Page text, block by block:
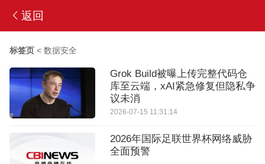
返回
标签页< 数据安全
Grok Build被曝上传完整代码仓
库至云端，xAI紧急修复但隐私争
议未消
2026-07-15 11:31:14
2026年国际足联世界杯网络威胁
全面预警